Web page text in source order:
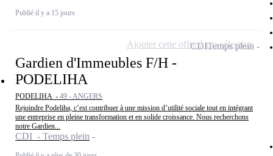
Publié il y a 15 jours
Gardien d'Immeubles F/H -
PODELIHA
PODELIHA - 49 - ANGERS
Rejoindre Podeliha, c’est contribuer à une mission d’utilité sociale tout en intégrant
une entreprise en pleine transformation et en solide croissance. Nous recherchons
notre Gardien...
CDI - Temps plein
CDITemps plein
Ajouter cette offre à ma sélection